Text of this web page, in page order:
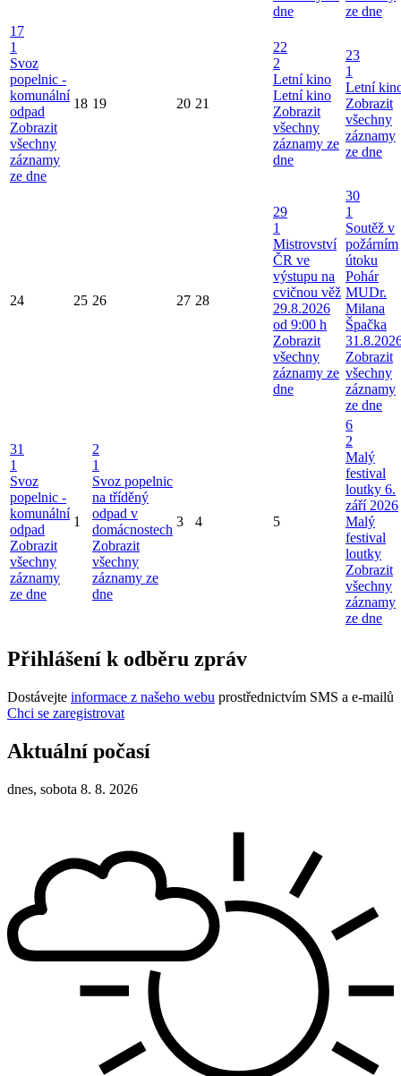
dne
ze dne
17
1
Svoz
popelnic -
komunální
odpad
Zobrazit
všechny
záznamy
ze dne
18 19 20 21
22
2
Letní kino
Letní kino
Zobrazit
všechny
záznamy ze
dne
23
1
Letní
Zobrazit
všechny
záznamy
ze dne
24 25 26 27 28
29
1
Mistrovství
ČR ve
výstupu na
cvičnou věž
29.8.2026
od 9:00 h
Zobrazit
všechny
záznamy ze
dne
30
1
Soutěž v
požárním
útoku
Pohár
MUDr.
Milana
Špačka
Zobrazit
všechny
záznamy
ze dne
31
1
Svoz
popelnic -
komunální
odpad
Zobrazit
všechny
záznamy
ze dne
1
2
1
Svoz popelnic
na tříděný
odpad v
domácnostech
Zobrazit
všechny
záznamy ze
dne
3 4 5
6
2
Malý
festival
loutky 6.
září 2026
Malý
festival
loutky
Zobrazit
všechny
záznamy
ze dne
Přihlášení k odběru zpráv
Dostávejte informace z našeho webu prostřednictvím SMS a e-mailů
Chci se zaregistrovat
Aktuální počasí
dnes, sobota 8. 8. 2026